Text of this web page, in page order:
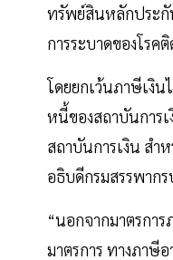
ทรัพย์สินหลักประกั
การระบาดของโร
โดยยกเว้นภาษีเงิ
หนี้ของสถาบันการ
สถาบันการเงิน สำ
อธิบดีกรมสรรพาก
“นอกจากมาตรกา
มาตรการ ทางภาษี